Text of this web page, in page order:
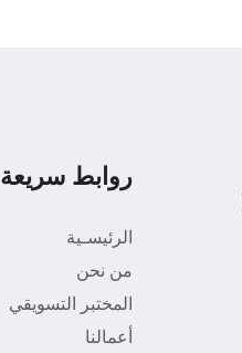
روابط سريعة
الرئيسـية
من نحن
المختبر التسويقي
أعمالنا